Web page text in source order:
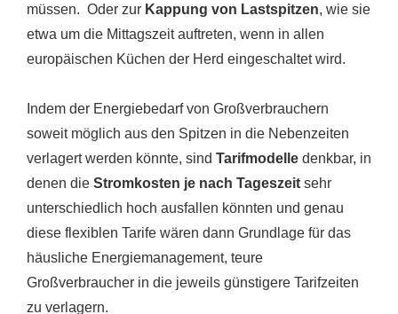
müssen. Oder zur Kappung von Lastspitzen, wie sie
etwa um die Mittagszeit auftreten, wenn in allen
europäischen Küchen der Herd eingeschaltet wird.
Indem der Energiebedarf von Großverbrauchern
soweit möglich aus den Spitzen in die Nebenzeiten
verlagert werden könnte, sind Tarifmodelle denkbar, in
denen die Stromkosten je nach Tageszeit sehr
unterschiedlich hoch ausfallen könnten und genau
diese flexiblen Tarife wären dann Grundlage für das
häusliche Energiemanagement, teure
Großverbraucher in die jeweils günstigere Tarifzeiten
zu verlagern.